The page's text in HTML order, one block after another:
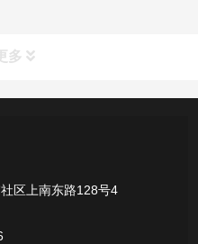
多
区上南东路128号4